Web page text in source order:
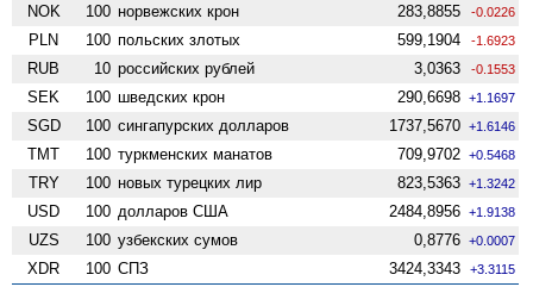
NOK 100 норвежских крон 283,8855 -0.0226
PLN 100 польских злотых 599,1904 -1.6923
RUB 10 российских рублей 3,0363 -0.1553
SEK 100 шведских крон 290,6698 +1.1697
SGD 100 сингапурских долларов 1737,5670 +1.6146
TMT 100 туркменских манатов 709,9702 +0.5468
TRY 100 новых турецких лир 823,5363 +1.3242
USD 100 долларов США 2484,8956 +1.9138
UZS 100 узбекских сумов 0,8776 +0.0007
XDR 100 СПЗ 3424,3343 +3.3115